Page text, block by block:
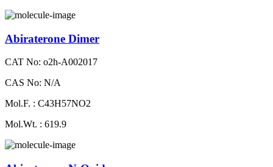
Abiraterone Dimer
CAT No: o2h-A002017
CAS No: N/A
Mol.F. : C43H57NO2
Mol.Wt. : 619.9